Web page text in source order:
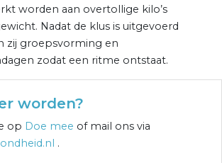
worden aan overtollige kilo’s
Nadat de klus is uitgevoerd
zij groepsvorming en
zodat een ritme ontstaat.
worden?
op Doe mee of mail ons via
.